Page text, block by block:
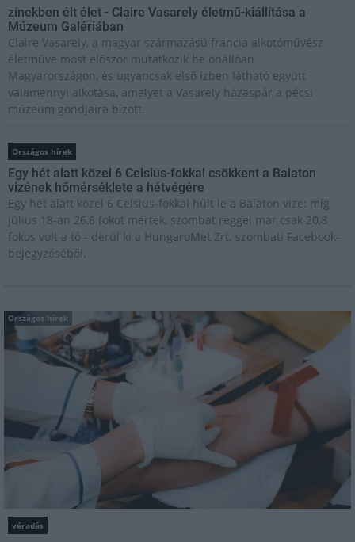
zínekben élt élet - Claire Vasarely életmű-kiállítása a
Múzeum Galériában
Claire Vasarely, a magyar származású francia alkotóművész
életműve most először mutatkozik be önállóan
Magyarországon, és ugyancsak első ízben látható együtt
valamennyi alkotása, amelyet a Vasarely házaspár a pécsi
múzeum gondjaira bízott.
Országos hírek
Egy hét alatt közel 6 Celsius-fokkal csökkent a Balaton
vizének hőmérséklete a hétvégére
Egy hét alatt közel 6 Celsius-fokkal hűlt le a Balaton vize: míg
július 18-án 26,6 fokot mértek, szombat reggel már csak 20,8
fokos volt a tó - derül ki a HungaroMet Zrt. szombati Facebook-
bejegyzéséből.
Országos hírek
véradás